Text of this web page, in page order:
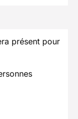
présent pour